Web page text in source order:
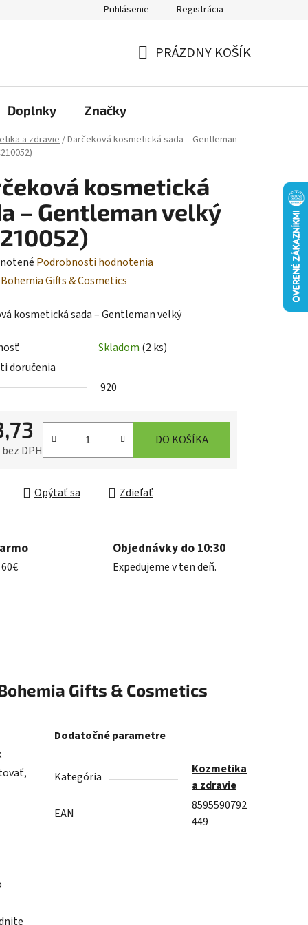
Prihlásenie Registrácia
PRÁZDNY KOŠÍK
Doplnky Značky
a zdravie/Darčeková kosmetická sada – Gentleman
kosmetická
– Gentleman velký
Podrobnosti hodnotenia
Bohemia Gifts & Cosmetics
kosmetická sada – Gentleman velký
Skladom (2 ks)
doručenia
920
DPH
DO KOŠÍKA
Opýtať sa Zdieľať
Objednávky do 10:30
Expedujeme v ten deň.
Gifts & Cosmetics
Dodatočné parametre
Kategória
Kozmetika
a zdravie
EAN
8595590792
449